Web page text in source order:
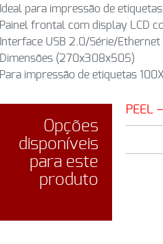
Ideal para impressão de
Painel frontal com display LCD
Interface USB 2.0/Série/Ethernet
Dimensões (270x308x505)
Para impressão de etiquetas
Opções
disponíveis
para este
produto
PEEL